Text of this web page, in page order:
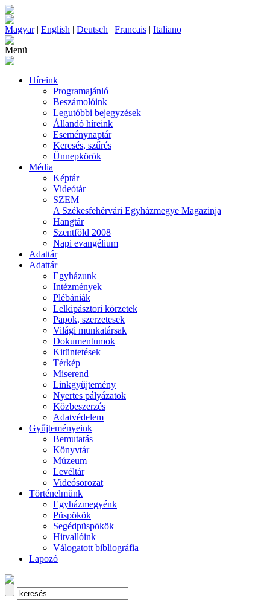
Magyar| English | Deutsch | Francais | Italiano
Menü
Híreink
Programajánló
Beszámolóink
Legutóbbi bejegyzések
Állandó híreink
Eseménynaptár
Keresés, szűrés
Ünnepkörök
Média
Képtár
Videótár
SZEM
A Székesfehérvári Egyházmegye Magazinja
Hangtár
Szentföld 2008
Napi evangélium
Adattár
Adattár
Egyházunk
Intézmények
Plébániák
Lelkipásztori körzetek
Papok, szerzetesek
Világi munkatársak
Dokumentumok
Kitüntetések
Térkép
Miserend
Linkgyűjtemény
Nyertes pályázatok
Közbeszerzés
Adatvédelem
Gyűjteményeink
Bemutatás
Könyvtár
Múzeum
Levéltár
Videósorozat
Történelmünk
Egyházmegyénk
Püspökök
Segédpüspökök
Hitvallóink
Válogatott bibliográfia
Lapozó